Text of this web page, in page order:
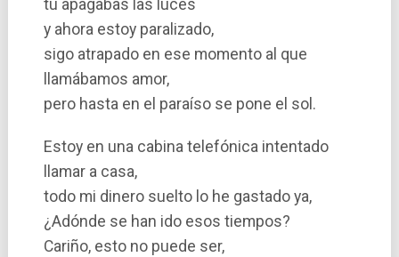
tu apagabas las luces
y ahora estoy paralizado,
sigo atrapado en ese momento al que
llamábamos amor,
pero hasta en el paraí­so se pone el sol.
Estoy en una cabina telefónica intentado
llamar a casa,
todo mi dinero suelto lo he gastado ya,
¿Adónde se han ido esos tiempos?
Cariño, esto no puede ser,